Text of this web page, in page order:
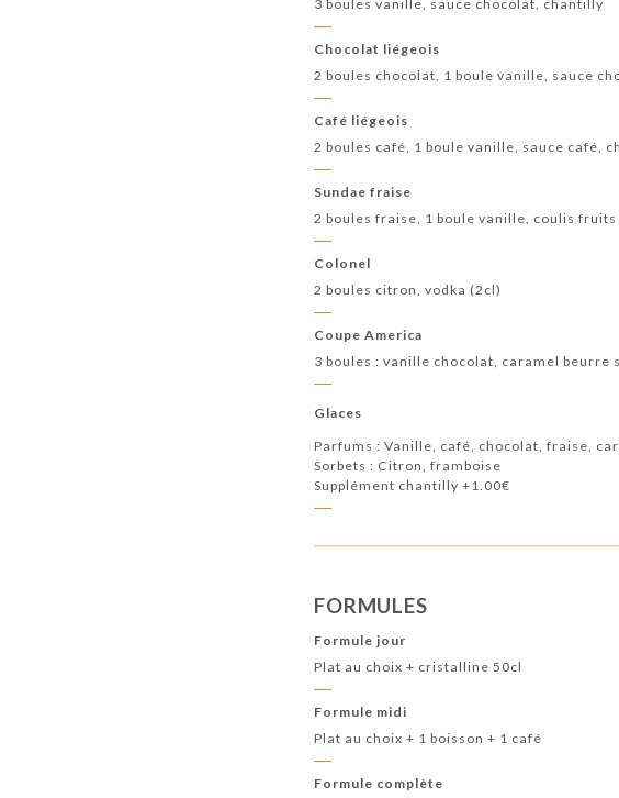
3 boules vanille, sauce chocolat, chantilly
Chocolat liégeois
2 boules chocolat, 1 boule vanille, sauce
Café liégeois
2 boules café, 1 boule vanille, sauce café,
Sundae fraise
2 boules fraise, 1 boule vanille, coulis
Colonel
2 boules citron, vodka (2cl)
Coupe America
3 boules : vanille chocolat, caramel beurre
Glaces
Parfums : Vanille, café, chocolat, fraise,
Sorbets : Citron, framboise
Supplément chantilly +1.00€
FORMULES
Formule jour
Plat au choix + cristalline 50cl
Formule midi
Plat au choix + 1 boisson + 1 café
Formule complète